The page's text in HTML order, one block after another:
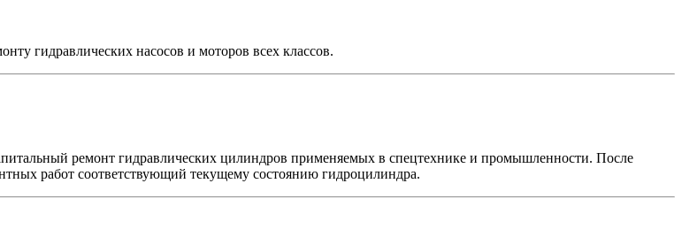
гидравлических насосов и моторов всех классов.
ремонт гидравлических цилиндров применяемых в спецтехнике и промышленности. После
работ соответствующий текущему состоянию гидроцилиндра.